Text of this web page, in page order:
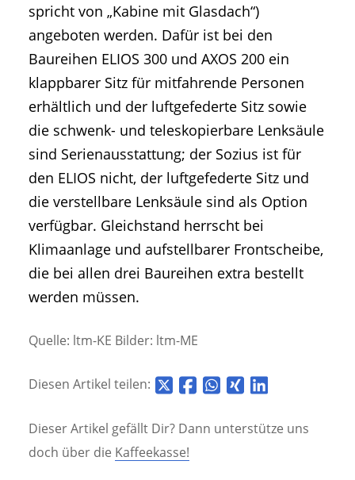
spricht von „Kabine mit Glasdach“)
angeboten werden. Dafür ist bei den
Baureihen ELIOS 300 und AXOS 200 ein
klappbarer Sitz für mitfahrende Personen
erhältlich und der luftgefederte Sitz sowie
die schwenk- und teleskopierbare Lenksäule
sind Serienausstattung; der Sozius ist für
den ELIOS nicht, der luftgefederte Sitz und
die verstellbare Lenksäule sind als Option
verfügbar. Gleichstand herrscht bei
Klimaanlage und aufstellbarer Frontscheibe,
die bei allen drei Baureihen extra bestellt
werden müssen.
Quelle: ltm-KE Bilder: ltm-ME
Diesen Artikel teilen:
Dieser Artikel gefällt Dir? Dann unterstütze uns
doch über die Kaffeekasse!